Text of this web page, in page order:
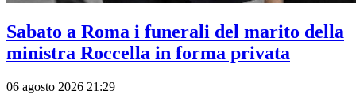
Sabato a Roma i funerali del marito della
ministra Roccella in forma privata
06 agosto 2026 21:29